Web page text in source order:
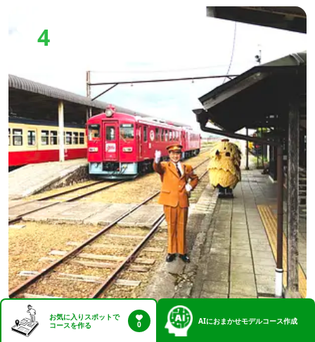
くりでんミュージアム
4
お気に入りスポットで
コースを作る
0 AIにおまかせモデルコース作成